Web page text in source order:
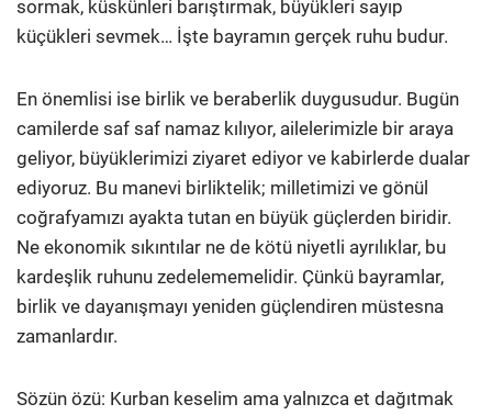
sormak, küskünleri barıştırmak, büyükleri sayıp
küçükleri sevmek… İşte bayramın gerçek ruhu budur.
En önemlisi ise birlik ve beraberlik duygusudur. Bugün
camilerde saf saf namaz kılıyor, ailelerimizle bir araya
geliyor, büyüklerimizi ziyaret ediyor ve kabirlerde dualar
ediyoruz. Bu manevi birliktelik; milletimizi ve gönül
coğrafyamızı ayakta tutan en büyük güçlerden biridir.
Ne ekonomik sıkıntılar ne de kötü niyetli ayrılıklar, bu
kardeşlik ruhunu zedelememelidir. Çünkü bayramlar,
birlik ve dayanışmayı yeniden güçlendiren müstesna
zamanlardır.
Sözün özü: Kurban keselim ama yalnızca et dağıtmak